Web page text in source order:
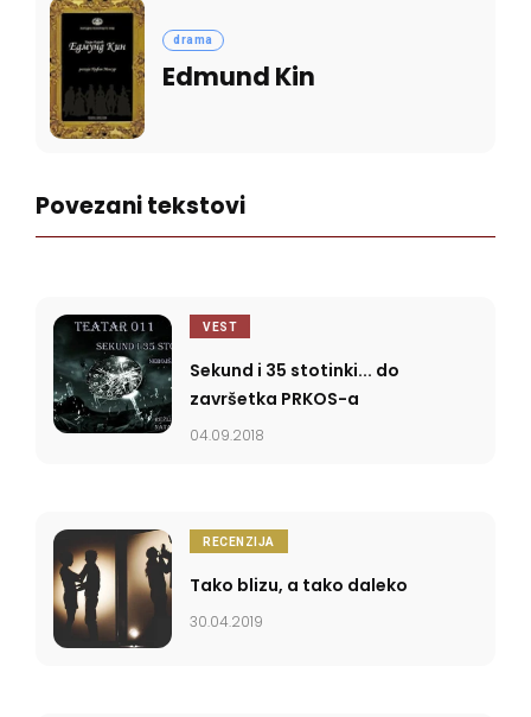
drama
Edmund Kin
Povezani tekstovi
VEST
Sekund i 35 stotinki... do
završetka PRKOS-a
04.09.2018
RECENZIJA
Tako blizu, a tako daleko
30.04.2019